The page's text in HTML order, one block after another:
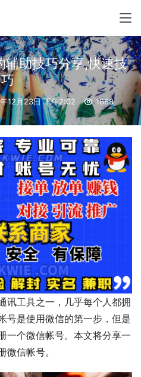
辅助技巧分享,快速技
巧
12月23日 下午2:02 1868
讯工具之一，几乎每个人都拥
号是使用微信的第一步，但是
一个微信帐号。本文将分享一
信帐号。